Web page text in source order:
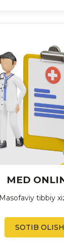
MED
Masofaviy tibbiy
SOTIB OLISH